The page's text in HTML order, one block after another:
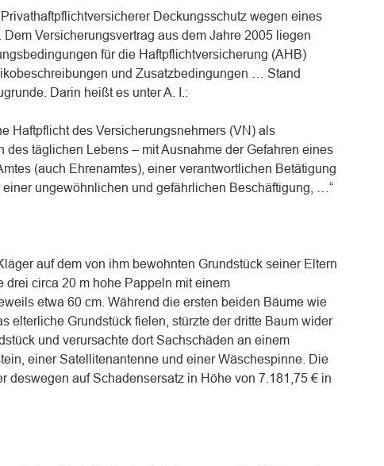
Deckungsschutz wegen eines
Versicherungsvertrag aus dem Jahre 2005 liegen
für die Haftpflichtversicherung (AHB)
und Zusatzbedingungen … Stand
Darin heißt es unter A. I.:
Haftpflicht des Versicherungsnehmers (VN) als
des täglichen Lebens – mit Ausnahme der Gefahren eines
(auch Ehrenamtes), einer verantwortlichen Betätigung
ungewöhnlichen und gefährlichen Beschäftigung, …“
auf dem von ihm bewohnten Grundstück seiner Eltern
drei circa 20 m hohe Pappeln mit einem
etwa 60 cm. Während die ersten beiden Bäume wie
elterliche Grundstück fielen, stürzte der dritte Baum wider
und verursachte dort Sachschäden an einem
einer Satellitenantenne und einer Wäschespinne. Die
deswegen auf Schadensersatz in Höhe von 7.181,75 € in